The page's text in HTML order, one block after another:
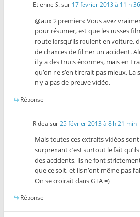
Etienne S.sur 17 février 2013 à 11 h
@aux 2 premiers: Vous avez
pour résumer, est que les russes
route lorsqu’ils roulent en voiture,
de chances de filmer un accident.
il y a des trucs énormes, mais en
qu’on ne s’en tirerait pas mieux. La
n’y a pas de preuve vidéo.
Réponse
Ridea sur25 février 2013 à 8 h 21 min
Mais toutes ces extraits vidéos
surprenant c’est surtout le fait
des accidents, ils ne font
que ce soit, et ils n’ont même pas
On se croirait dans GTA =)
Réponse